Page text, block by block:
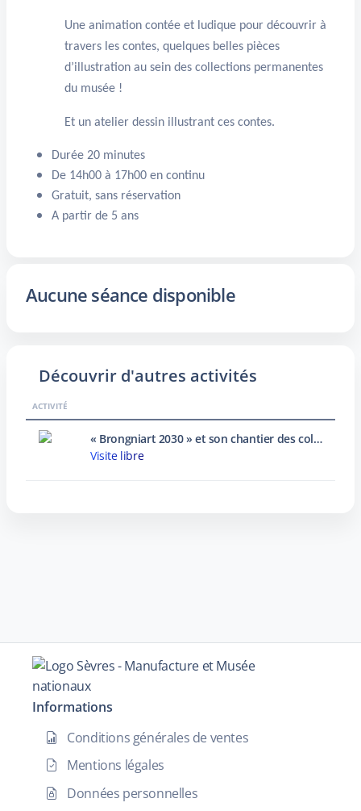
Une animation contée et ludique pour découvrir à
travers les contes, quelques belles pièces
d’illustration au sein des collections permanentes
du musée !
Et un atelier dessin illustrant ces contes.
Durée 20 minutes
De 14h00 à 17h00 en continu
Gratuit, sans réservation
A partir de 5 ans
Aucune séance disponible
Découvrir d'autres activités
ACTIVITÉ
« Brongniart 2030 » et son chantier des collections
Visite libre
Informations
Conditions générales de ventes
Mentions légales
Données personnelles